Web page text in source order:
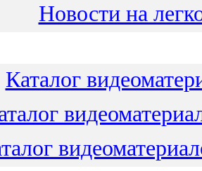
Новости на
Каталог